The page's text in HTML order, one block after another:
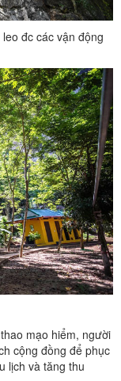
đc các vận động
mạo hiểm, người
cộng đồng để phục
lịch và tăng thu